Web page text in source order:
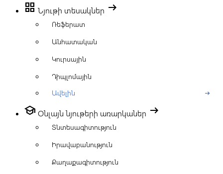
grid_view Նյութի տեսակներ arrow_right_alt
Ռեֆերատ
Անհատական
Կուրսային
Դիպլոմային
Ավելին
arrow_right_alt
school Օնլայն նյութերի առարկաներ arrow_right_alt
Տնտեսագիտություն
Իրավաբանություն
Քաղաքագիտություն